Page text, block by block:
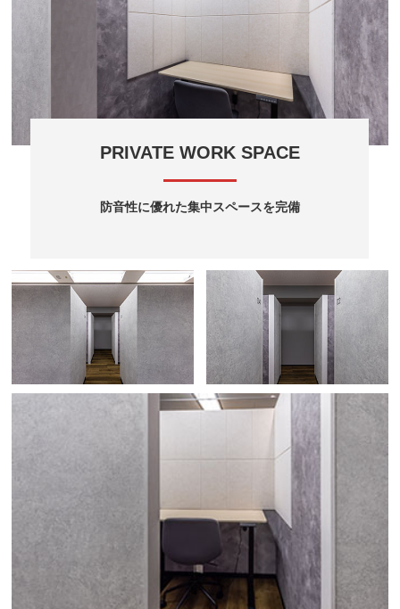
PRIVATE WORK SPACE
防音性に優れた集中スペースを完備